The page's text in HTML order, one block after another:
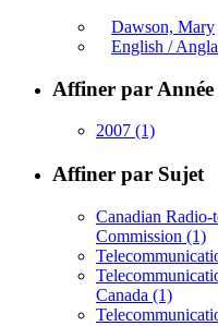
Dawson, Mary
English /
Affiner par Année
2007 (1)
Affiner par Sujet
Canadian Radio-
Commission (1)
Canada (1)